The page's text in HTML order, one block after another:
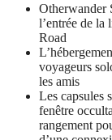
Otherwander
l’entrée de la
Road
voyageurs
les amis
Les capsules
fenêtre
rangement